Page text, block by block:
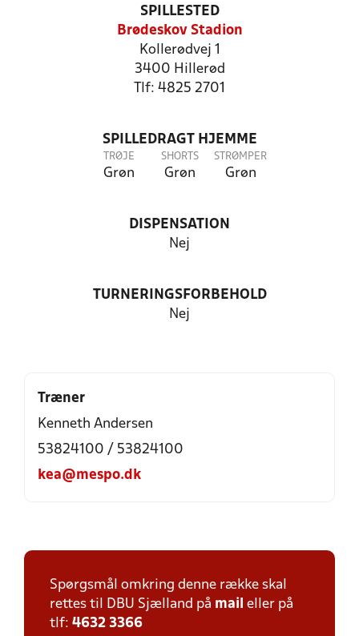
SPILLESTED
Brødeskov Stadion
Kollerødvej 1
3400 Hillerød
Tlf: 4825 2701
SPILLEDRAGT HJEMME
TRØJE
Grøn
SHORTS
Grøn
STRØMPER
Grøn
DISPENSATION
Nej
TURNERINGSFORBEHOLD
Nej
Træner
Kenneth Andersen
53824100 / 53824100
kea@mespo.dk
Spørgsmål omkring denne række skal
rettes til DBU Sjælland på mail eller på
tlf: 4632 3366